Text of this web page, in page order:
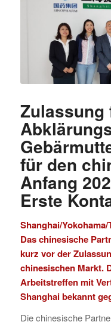
Zulassung
für den
Anfang
Erste
Shanghai/
Das chinesische
kurz vor der
chinesischen Markt.
Arbeitstreffen mit
Shanghai bekannt
Die chinesische